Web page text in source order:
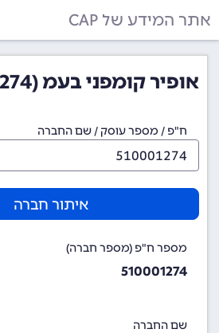
אתר המידע של CAP
אופיר קומפני בעמ (510001274)
ח"פ / מספר עוסק / שם החברה
איתור חברה
מספר ח"פ (מספר חברה)
510001274
שם החברה